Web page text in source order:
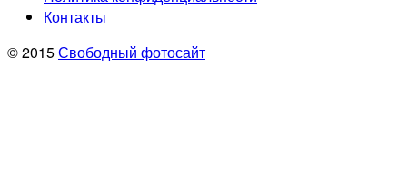
Контакты
© 2015Свободный фотосайт